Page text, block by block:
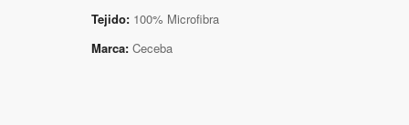
Tejido: 100% Microfibra
Marca: Ceceba